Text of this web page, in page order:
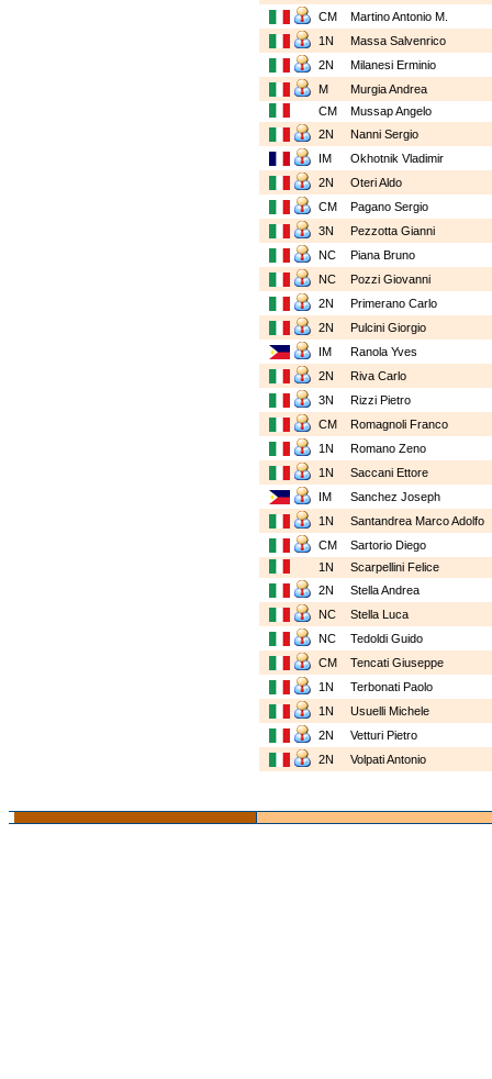
CM
Martino Antonio M.
1N
Massa Salvenrico
2N
Milanesi Erminio
M
Murgia Andrea
CM
Mussap Angelo
2N
Nanni Sergio
IM
Okhotnik Vladimir
2N
Oteri Aldo
CM
Pagano Sergio
3N
Pezzotta Gianni
NC
Piana Bruno
NC
Pozzi Giovanni
2N
Primerano Carlo
2N
Pulcini Giorgio
IM
Ranola Yves
2N
Riva Carlo
3N
Rizzi Pietro
CM
Romagnoli Franco
1N
Romano Zeno
1N
Saccani Ettore
IM
Sanchez Joseph
1N
Santandrea Marco Adolfo
CM
Sartorio Diego
1N
Scarpellini Felice
2N
Stella Andrea
NC
Stella Luca
NC
Tedoldi Guido
CM
Tencati Giuseppe
1N
Terbonati Paolo
1N
Usuelli Michele
2N
Vetturi Pietro
2N
Volpati Antonio